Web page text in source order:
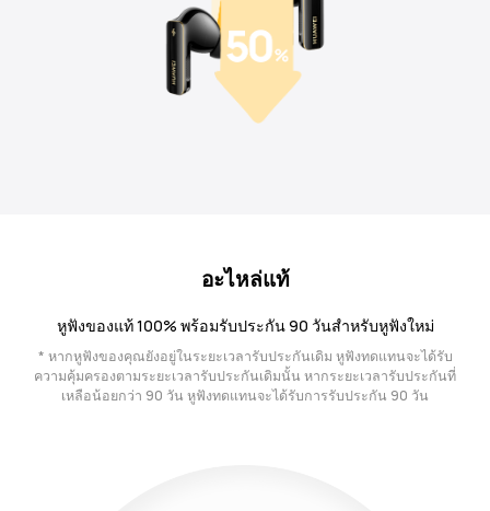
อะไหล่แท้
หูฟังของแท้ 100% พร้อมรับประกัน 90 วันสำหรับหูฟังใหม่
* หากหูฟังของคุณยังอยู่ในระยะเวลารับประกันเดิม หูฟังทดแทนจะได้รับ
ความคุ้มครองตามระยะเวลารับประกันเดิมนั้น หากระยะเวลารับประกันที่
เหลือน้อยกว่า 90 วัน หูฟังทดแทนจะได้รับการรับประกัน 90 วัน